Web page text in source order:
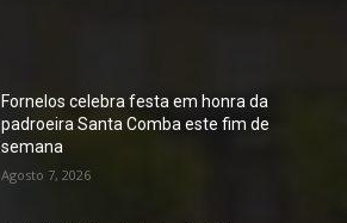
Fornelos celebra festa em honra da
padroeira Santa Comba este fim de
semana
Agosto 7, 2026